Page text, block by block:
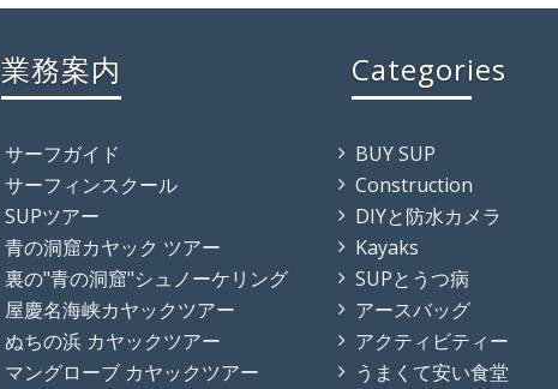
業務案内
サーフガイド
サーフィンスクール
SUPツアー
青の洞窟カヤック ツアー
裏の"青の洞窟"シュノーケリング
屋慶名海峡カヤックツアー
ぬちの浜 カヤックツアー
マングローブ カヤックツアー
Categories
BUY SUP
Construction
DIYと防水カメラ
Kayaks
SUPとうつ病
アースバッグ
アクティビティー
うまくて安い食堂